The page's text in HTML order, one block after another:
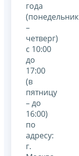
года
(понедельник
–
четверг)
с 10:00
до
17:00
(в
пятницу
– до
16:00)
по
адресу:
г.